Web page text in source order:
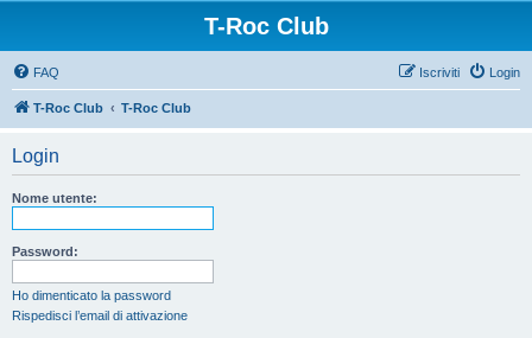
T-Roc Club
FAQ Login
Iscriviti
T-Roc Club T-Roc Club
Login
Nome utente:
Password:
Ho dimenticato la password
Rispedisci l’email di attivazione